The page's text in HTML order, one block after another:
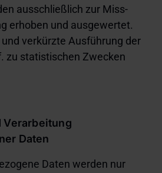
ausschließlich zur Miss-
erhoben und ausgewertet.
verkürzte Ausführung der
zu statistischen Zwecken
Verarbeitung
Daten
Daten werden nur